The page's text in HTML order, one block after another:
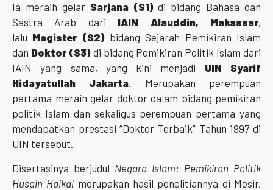
Ia meraih gelar Sarjana (S1)di bidang Bahasa dan
Sastra Arab dari IAIN Alauddin, Makassar,
lalu Magister (S2)bidang Sejarah Pemikiran Islam
dan Doktor (S3)di bidang Pemikiran Politik Islam dari
IAIN yang sama, yang kini menjadi UIN Syarif
Hidayatullah Jakarta. Merupakan perempuan
pertama meraih gelar doktor dalam bidang pemikiran
politik Islam dan sekaligus perempuan pertama yang
mendapatkan prestasi “Doktor Terbaik” Tahun 1997 di
UIN tersebut.
Disertasinya berjudul Negara Islam: Pemikiran Politik
Husain Haikal merupakan hasil penelitiannya di Mesir,